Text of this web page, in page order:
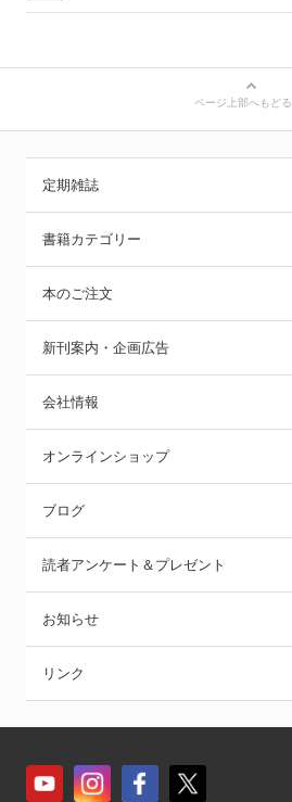
ページ上部へもどる
定期雑誌
書籍カテゴリー
本のご注文
新刊案内・企画広告
会社情報
オンラインショップ
ブログ
読者アンケート＆プレゼント
お知らせ
リンク